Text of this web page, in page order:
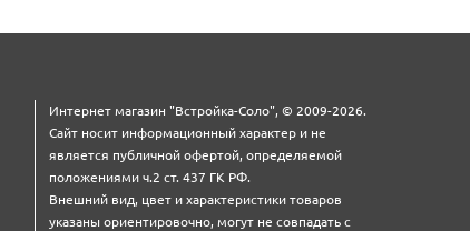
Интернет магазин "Встройка-Соло", © 2009-2026.
Сайт носит информационный характер и не
является публичной офертой, определяемой
положениями ч.2 ст. 437 ГК РФ.
Внешний вид, цвет и характеристики товаров
указаны ориентировочно, могут не совпадать с